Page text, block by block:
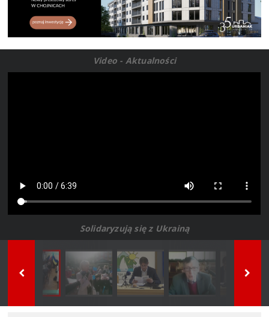
Video - Aktualności
Solidaryzują się z Ukrainą